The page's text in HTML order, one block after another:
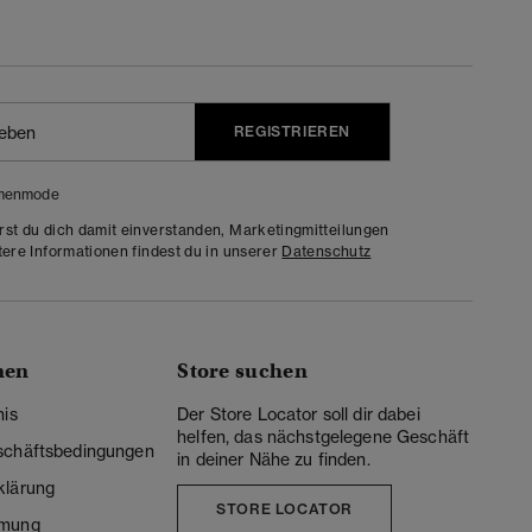
REGISTRIEREN
du dich damit einverstanden, Marketingmitteilungen
Informationen findest du in unserer Datenschutz
Store suchen
Der Store Locator soll dir dabei
helfen, das nächstgelegene Geschäft
in deiner Nähe zu finden.
STORE LOCATOR